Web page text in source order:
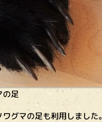
の足
グマの足も利用しました。